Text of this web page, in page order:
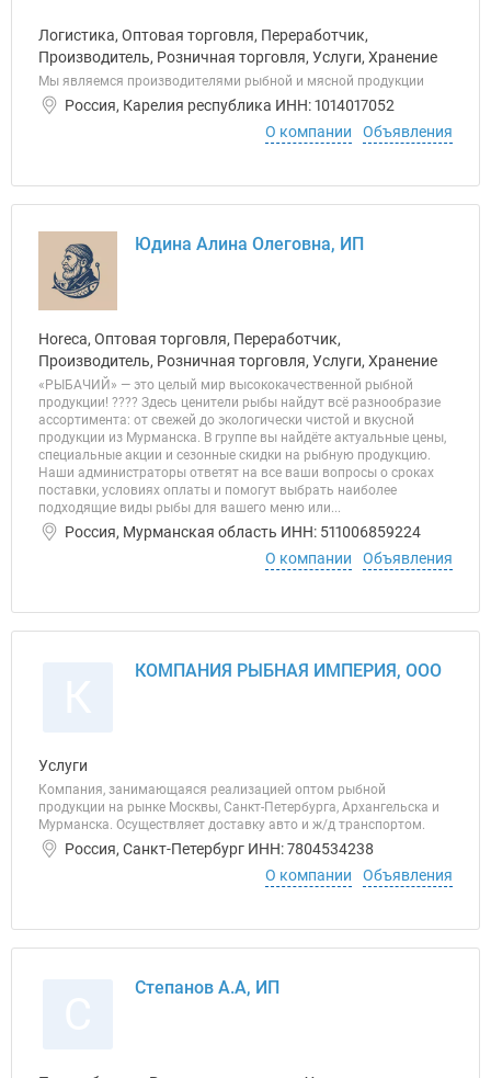
Логистика, Оптовая торговля, Переработчик,
Производитель, Розничная торговля, Услуги, Хранение
Мы являемся производителями рыбной и мясной продукции
Россия, Карелия республика ИНН: 1014017052
О компании
Объявления
Юдина Алина Олеговна, ИП
Horeca, Оптовая торговля, Переработчик,
Производитель, Розничная торговля, Услуги, Хранение
«РЫБАЧИЙ» — это целый мир высококачественной рыбной
продукции! ???? Здесь ценители рыбы найдут всё разнообразие
ассортимента: от свежей до экологически чистой и вкусной
продукции из Мурманска. В группе вы найдёте актуальные цены,
специальные акции и сезонные скидки на рыбную продукцию.
Наши администраторы ответят на все ваши вопросы о сроках
поставки, условиях оплаты и помогут выбрать наиболее
подходящие виды рыбы для вашего меню или...
Россия, Мурманская область ИНН: 511006859224
О компании
Объявления
КОМПАНИЯ РЫБНАЯ ИМПЕРИЯ, ООО
Услуги
Компания, занимающаяся реализацией оптом рыбной
продукции на рынке Москвы, Санкт-Петербурга, Архангельска и
Мурманска. Осуществляет доставку авто и ж/д транспортом.
Россия, Санкт-Петербург ИНН: 7804534238
О компании
Объявления
Степанов А.А, ИП